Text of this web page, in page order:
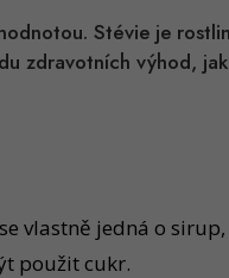
Stévie je
zdravotních výhod,
vlastně jedná o
použit cukr.